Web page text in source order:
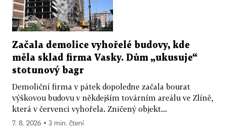
Začala demolice vyhořelé budovy, kde
měla sklad firma Vasky. Dům „ukusuje“
stotunový bagr
Demoliční firma v pátek dopoledne začala bourat
výškovou budovu v někdejším továrním areálu ve Zlíně,
která v červenci vyhořela. Zničený objekt...
7. 8. 2026 ▪ 3 min. čtení